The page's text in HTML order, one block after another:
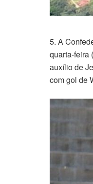
5. A
quarta-feira
auxílio de
com gol de